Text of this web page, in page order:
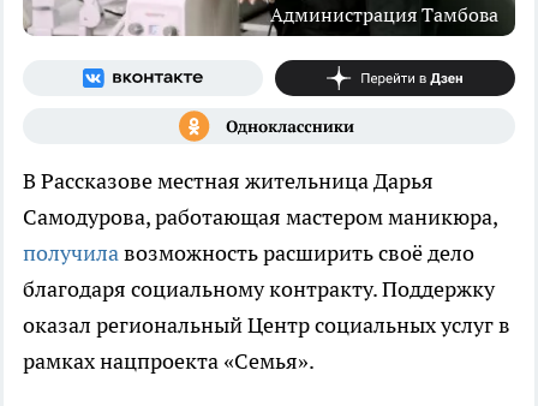
Администрация Тамбова
В Рассказове местная жительница Дарья
Самодурова, работающая мастером маникюра,
получилавозможность расширить своё дело
благодаря социальному контракту. Поддержку
оказал региональный Центр социальных услуг в
рамках нацпроекта «Семья».